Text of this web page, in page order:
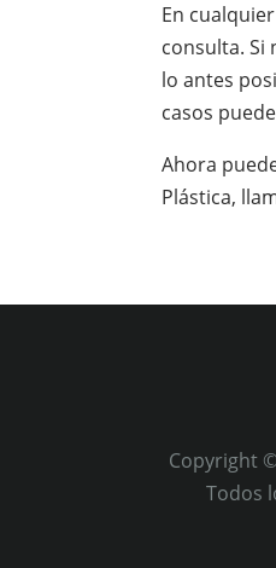
En
consulta. Si
lo antes
casos
Ahora
Plástica,
Copyright
Todos